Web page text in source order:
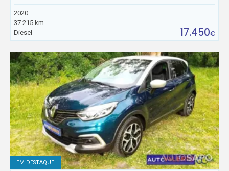
2020
37.215 km
Diesel
17.450€
EM DESTAQUE